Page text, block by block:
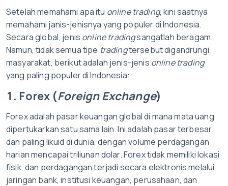
Setelah memahami apa itu online trading, kini saatnya
memahami janis-jenisnya yang populer di Indonesia.
Secara global, jenis online tradingsangatlah beragam.
Namun, tidak semua tipe tradingtersebut digandrungi
masyarakat, berikut adalah jenis-jenis online trading
yang paling populer di Indonesia:
1. Forex (Foreign Exchange)
Forex adalah pasar keuangan global di mana mata uang
dipertukarkan satu sama lain. Ini adalah pasar terbesar
dan paling likuid di dunia, dengan volume perdagangan
harian mencapai triliunan dolar. Forex tidak memiliki lokasi
fisik, dan perdagangan terjadi secara elektronis melalui
jaringan bank, institusi keuangan, perusahaan, dan